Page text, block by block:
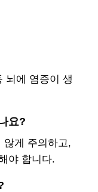
뇌에 염증이 생
요?
않게 주의하고,
야 합니다.